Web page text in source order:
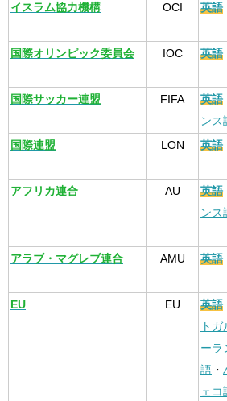
イスラム協力機構 OCI 英語
国際オリンピック委員会 IOC 英語
国際サッカー連盟 FIFA 英語
ンス
国際連盟
LON 英語
アフリカ連合 AU 英語
ンス
アラブ・マグレブ連合 AMU 英語
EU EU 英語
ト
ーラ
語 ・
ェコ